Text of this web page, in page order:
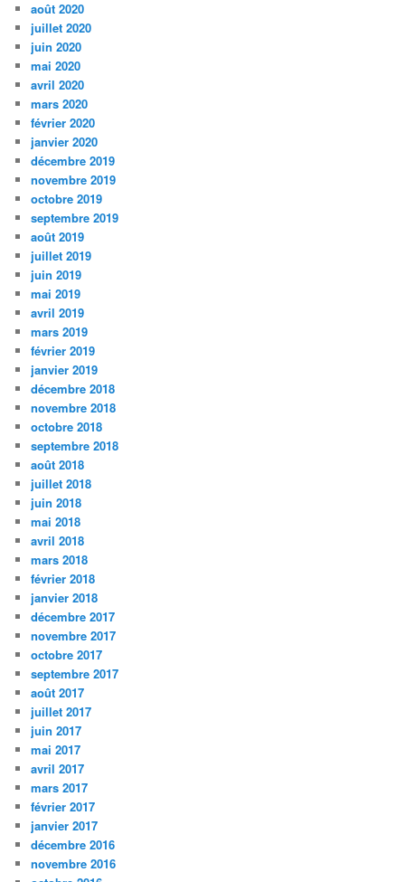
août 2020
juillet 2020
juin 2020
mai 2020
avril 2020
mars 2020
février 2020
janvier 2020
décembre 2019
novembre 2019
octobre 2019
septembre 2019
août 2019
juillet 2019
juin 2019
mai 2019
avril 2019
mars 2019
février 2019
janvier 2019
décembre 2018
novembre 2018
octobre 2018
septembre 2018
août 2018
juillet 2018
juin 2018
mai 2018
avril 2018
mars 2018
février 2018
janvier 2018
décembre 2017
novembre 2017
octobre 2017
septembre 2017
août 2017
juillet 2017
juin 2017
mai 2017
avril 2017
mars 2017
février 2017
janvier 2017
décembre 2016
novembre 2016